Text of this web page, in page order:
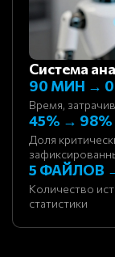
Система
90 МИН →
Время,
45% → 98%
Доля
5 ФАЙЛОВ
Количество
статистики